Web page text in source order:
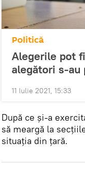
Politică
Alegerile pot
alegători s-au
11 Iulie 2021, 15:33
După ce și-a
să meargă la
situația din țară.